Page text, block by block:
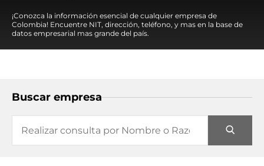
¡Conozca la información esencial de cualquier empresa de
Colombia! Encuentre NIT, dirección, teléfono, y mas en la base de
datos empresarial mas grande del país.
Buscar empresa